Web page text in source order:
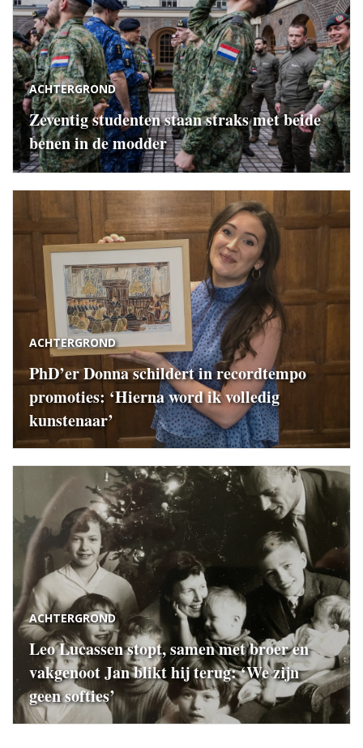
ACHTERGROND
Zeventig studenten staan straks met beide
benen in de modder
ACHTERGROND
PhD’er Donna schildert in recordtempo
promoties: ‘Hierna word ik volledig
kunstenaar’
ACHTERGROND
Leo Lucassen stopt, samen met broer en
vakgenoot Jan blikt hij terug: ‘We zijn
geen softies’